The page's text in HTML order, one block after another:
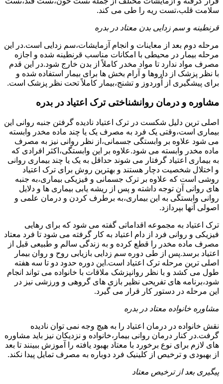
سلامت قلب،تست ریه را طی می کند.
قرنطینه و سم زدایی بدن معتاد در بدره
مرحله دوم بعد از معاینات و انجام آزمایشات،سم زدایی است.در این
مرحله بیمار در محیطی با امکانات مناسب قرنطینه شده و اجازه
مصرف مواد ندارد تا مواد مخدر کاملاً از بدن خارج شود.در این قدم
با نظر پزشک از داروها و آرام بخش ها برای بیمار استفاده شده و
برای پیشگیری از اُوردوز و تشنج،بیمار کاملاً تحت نظر پزشک است.
مشاوره و درمان روانشناختی ترک اعتیاد در بدره
اصلی ترین دلیل شکست در ترک اعتیاد نادیده گرفتن جنبه روانی این
بیماری است،وقتی یک فرد به مصرف یک یا چند ماده مخدر وابسته
می شود علاوه بر وابستگی جسمانی،از نظر روانی نیز به مصرف
ماده مخدر وابسته می شود.علاوه بر این وابستگی،اکثر افرادی که
به بیماری اعتیاد گرفتار می شوند حداقل به یک یا چند بیماری روانی
و اختلال شخصیت دچار هستند و بهترین روش برای ترک اعتیاد
روشی است که علاوه بر ترک جسمانی و فیزیکی بیماری،به جنبه
های روانی آن توجه داشته و پس از ریشه یابی بیماری ها و دلایل
روانی وابستگی به این بیماری،به برطرف کردن و درمان علمی و
اصولی آنها بپردازد.
ترک اعتیاد به مجموعه اقداماتی گفته می شود که برای رهایی
فیزیکی و روانی فرد از دام اعتیاد به کار گرفته می شود تا فرد معتاد
مصرف ماده مخدر را قطع کرده و به زندگی سالم و طبیعی قبل از
اعتیاد برسد.پس از طی دوره سم زدایی بازیابی روح و روان بیمار
اصلی ترین مرحله ترک اعتیاد است.این دوره حدود دو تا سه هفته
طول می کشد و با نظر روانپزشک ملاقات با خانواده می تواند انجام
شود،برنامه های تفریحی نظیر بازی های گروهی و ورزشی نیز در
این مرحله در دستور کار قرار می گیرد.
مشاوره خانواده معتاد در بدره
نقش خانواده در درمان اعتیاد را به هیچ وجه نمی توان نادیده
گرفت.در کنار درمان روانی بیمار،خانواده و نزدیکان نیز باید مشاوره
های لازم برای نوع برخورد با معتاد بهبود یافته را آموزش ببینند تا بعد
از بهبودی و ترخیص از کلینیک فرد دوباره به مصرف تمایل پیدا نکند.
پیگیری بعد از ترخیص معتاد